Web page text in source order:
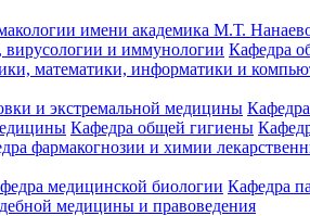
имени академика М.Т.
и иммунологии Кафедра
математики, информатики и
и экстремальной медицины
Кафедра общей гигиены
фармакогнозии и химии
медицинской биологии Кафедра
медицины и правоведения